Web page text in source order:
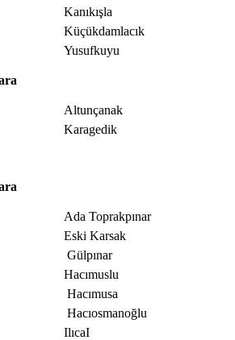
Kanıkışla
Küçükdamlacık
Yusufkuyu
Altunçanak
Karagedik
Ada Toprakpınar
Eski Karsak
Gülpınar
Hacımuslu
Hacımusa
Hacıosmanoğlu
IlıcaI